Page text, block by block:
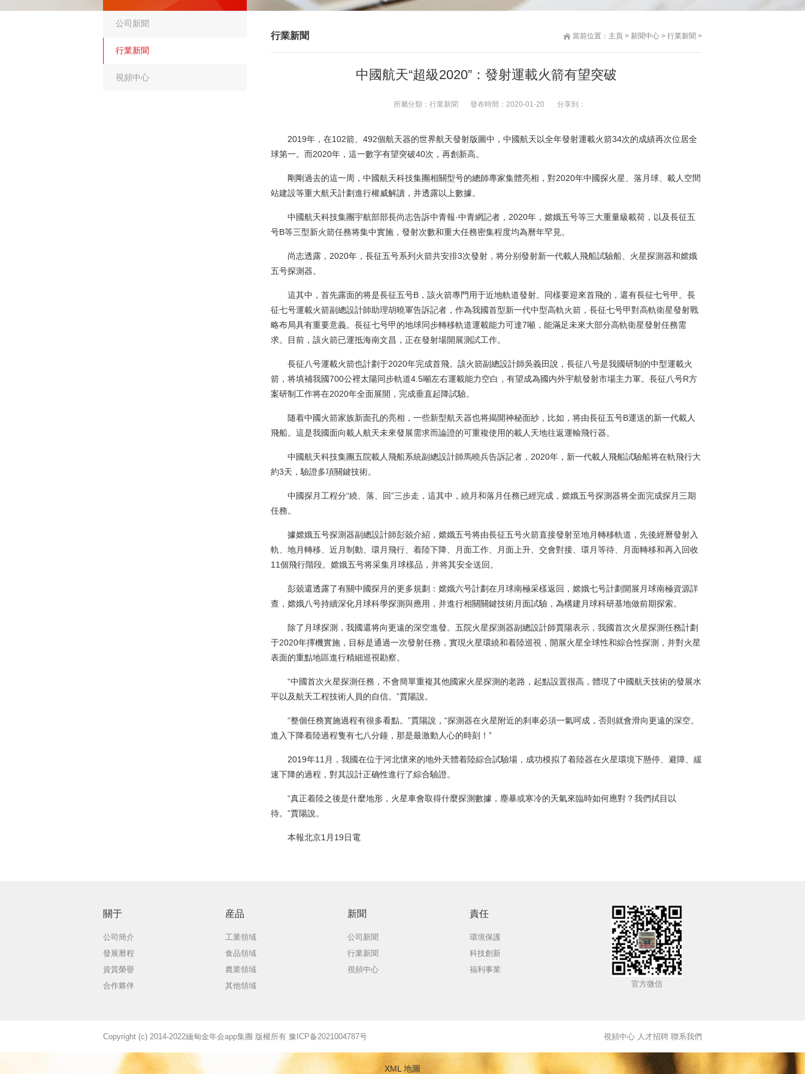
當前位置： 主頁 > 新聞中心 > 行業新聞 >
行業新聞
中國航天“超級2020”：發射運載火箭有望突破
所屬分類： 行業新聞 發布時間： 2020-01-20 分享到：
2019年，在102箭、492個航天器的世界航天發射版圖中，中國航天以全年發射運載火箭34次的成績再次位居全
球第一。而2020年，這一數字有望突破40次，再創新高。
剛剛過去的這一周，中國航天科技集團相關型号的總師專家集體亮相，對2020年中國探火星、落月球、載人空間
站建設等重大航天計劃進行權威解讀，并透露以上數據。
中國航天科技集團宇航部部長尚志告訴中青報·中青網記者，2020年，嫦娥五号等三大重量級載荷，以及長征五
号B等三型新火箭任務将集中實施，發射次數和重大任務密集程度均為曆年罕見。
尚志透露，2020年，長征五号系列火箭共安排3次發射，将分别發射新一代載人飛船試驗船、火星探測器和嫦娥
五号探測器。
這其中，首先露面的将是長征五号B，該火箭專門用于近地軌道發射。同樣要迎來首飛的，還有長征七号甲。長
征七号運載火箭副總設計師助理胡曉軍告訴記者，作為我國首型新一代中型高軌火箭，長征七号甲對高軌衛星發射戰
略布局具有重要意義。長征七号甲的地球同步轉移軌道運載能力可達7噸，能滿足未來大部分高軌衛星發射任務需
求。目前，該火箭已運抵海南文昌，正在發射場開展測試工作。
長征八号運載火箭也計劃于2020年完成首飛。該火箭副總設計師吳義田說，長征八号是我國研制的中型運載火
箭，将填補我國700公裡太陽同步軌道4.5噸左右運載能力空白，有望成為國内外宇航發射市場主力軍。長征八号R方
案研制工作将在2020年全面展開，完成垂直起降試驗。
随着中國火箭家族新面孔的亮相，一些新型航天器也将揭開神秘面紗，比如，将由長征五号B運送的新一代載人
飛船。這是我國面向載人航天未來發展需求而論證的可重複使用的載人天地往返運輸飛行器。
中國航天科技集團五院載人飛船系統副總設計師馬曉兵告訴記者，2020年，新一代載人飛船試驗船将在軌飛行大
約3天，驗證多項關鍵技術。
中國探月工程分“繞、落、回”三步走，這其中，繞月和落月任務已經完成，嫦娥五号探測器将全面完成探月三期
任務。
據嫦娥五号探測器副總設計師彭兢介紹，嫦娥五号将由長征五号火箭直接發射至地月轉移軌道，先後經曆發射入
軌、地月轉移、近月制動、環月飛行、着陸下降、月面工作、月面上升、交會對接、環月等待、月面轉移和再入回收
11個飛行階段。嫦娥五号将采集月球樣品，并将其安全送回。
彭兢還透露了有關中國探月的更多規劃：嫦娥六号計劃在月球南極采樣返回，嫦娥七号計劃開展月球南極資源詳
查，嫦娥八号持續深化月球科學探測與應用，并進行相關關鍵技術月面試驗，為構建月球科研基地做前期探索。
除了月球探測，我國還将向更遠的深空進發。五院火星探測器副總設計師賈陽表示，我國首次火星探測任務計劃
于2020年擇機實施，目标是通過一次發射任務，實現火星環繞和着陸巡視，開展火星全球性和綜合性探測，并對火星
表面的重點地區進行精細巡視勘察。
“中國首次火星探測任務，不會簡單重複其他國家火星探測的老路，起點設置很高，體現了中國航天技術的發展水
平以及航天工程技術人員的自信。”賈陽說。
“整個任務實施過程有很多看點。”賈陽說，“探測器在火星附近的刹車必須一氣呵成，否則就會滑向更遠的深空。
進入下降着陸過程隻有七八分鐘，那是最激動人心的時刻！”
2019年11月，我國在位于河北懷來的地外天體着陸綜合試驗場，成功模拟了着陸器在火星環境下懸停、避障、緩
速下降的過程，對其設計正确性進行了綜合驗證。
“真正着陸之後是什麼地形，火星車會取得什麼探測數據，塵暴或寒冷的天氣來臨時如何應對？我們拭目以
待。”賈陽說。
本報北京1月19日電
公司新聞
行業新聞
視頻中心
關于
公司簡介
發展曆程
資質榮譽
合作夥伴
産品
工業領域
食品領域
農業領域
其他領域
新聞
公司新聞
行業新聞
視頻中心
責任
環境保護
科技創新
福利事業
官方微信
Copyright (c) 2014-2022緬甸金年会app集團 版權所有 豫ICP备2021004787号 視頻中心 人才招聘 聯系我們
XML 地圖